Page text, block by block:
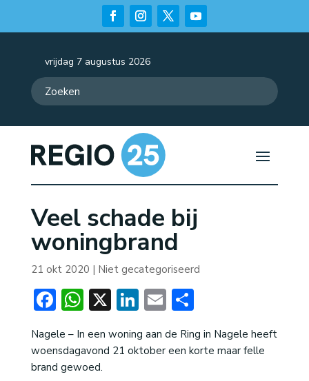
vrijdag 7 augustus 2026
Veel schade bij
woningbrand
21 okt 2020 | Niet gecategoriseerd
Facebook
WhatsApp
X LinkedIn
EmailDelen
Nagele – In een woning aan de Ring in Nagele heeft
woensdagavond 21 oktober een korte maar felle
brand gewoed.